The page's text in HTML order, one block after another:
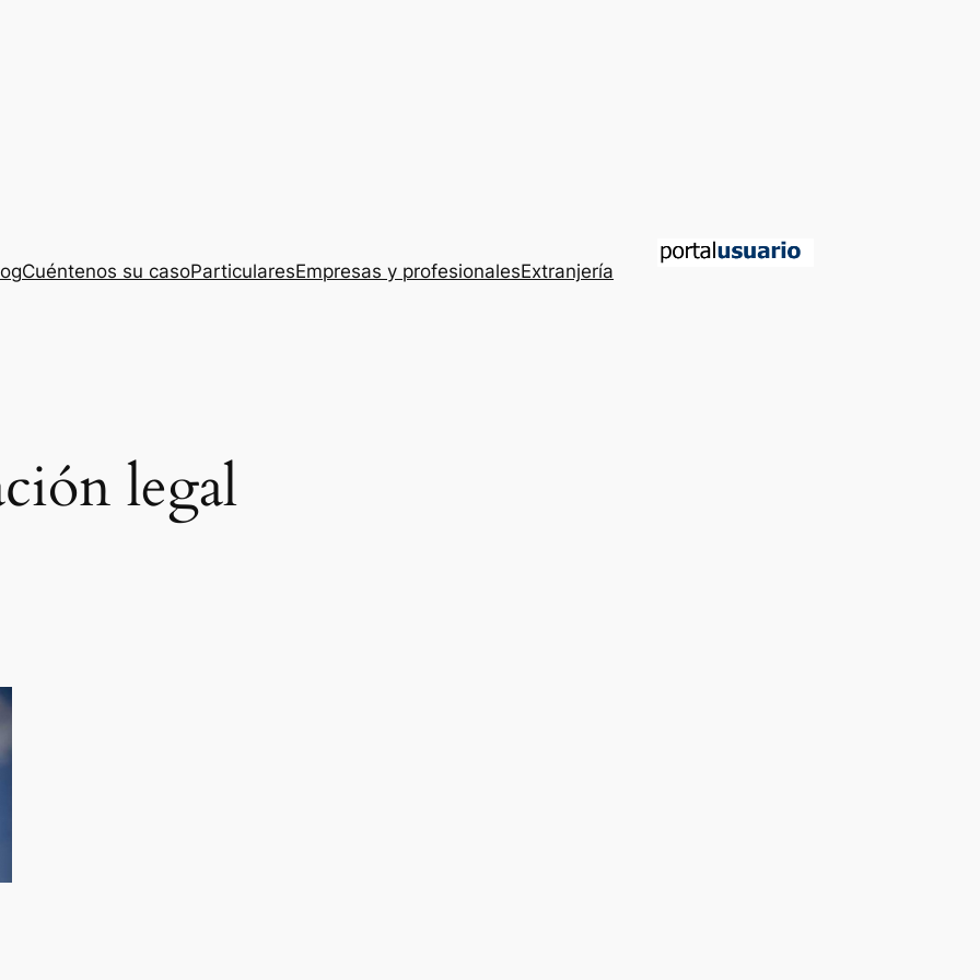
Cuéntenos su casoParticularesEmpresas y profesionalesExtranjería
legal